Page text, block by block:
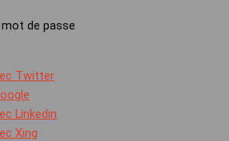
de passe
Twitter
Linkedin
Xing